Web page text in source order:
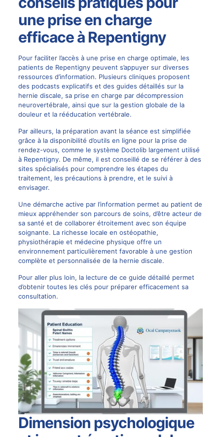
une prise en charge
efficace à Repentigny
Pour faciliter l’accès à une prise en charge optimale, les
patients de Repentigny peuvent s’appuyer sur diverses
ressources d’information. Plusieurs cliniques proposent
des podcasts explicatifs et des guides détaillés sur la
hernie discale, sa prise en charge par décompression
neurovertébrale, ainsi que sur la gestion globale de la
douleur et la rééducation vertébrale.
Par ailleurs, la préparation avant la séance est simplifiée
grâce à la disponibilité d’outils en ligne pour la prise de
rendez-vous, comme le système Doctolib largement utilisé
à Repentigny. De même, il est conseillé de se référer à des
sites spécialisés pour comprendre les étapes du
traitement, les précautions à prendre, et le suivi à
envisager.
Une démarche active par l’information permet au patient de
mieux appréhender son parcours de soins, d’être acteur de
sa santé et de collaborer étroitement avec son équipe
soignante. La richesse locale en ostéopathie,
physiothérapie et médecine physique offre un
environnement particulièrement favorable à une gestion
complète et personnalisée de la hernie discale.
Pour aller plus loin, la lecture de ce guide détaillé permet
d’obtenir toutes les clés pour préparer efficacement sa
consultation.
Dimension psychologique